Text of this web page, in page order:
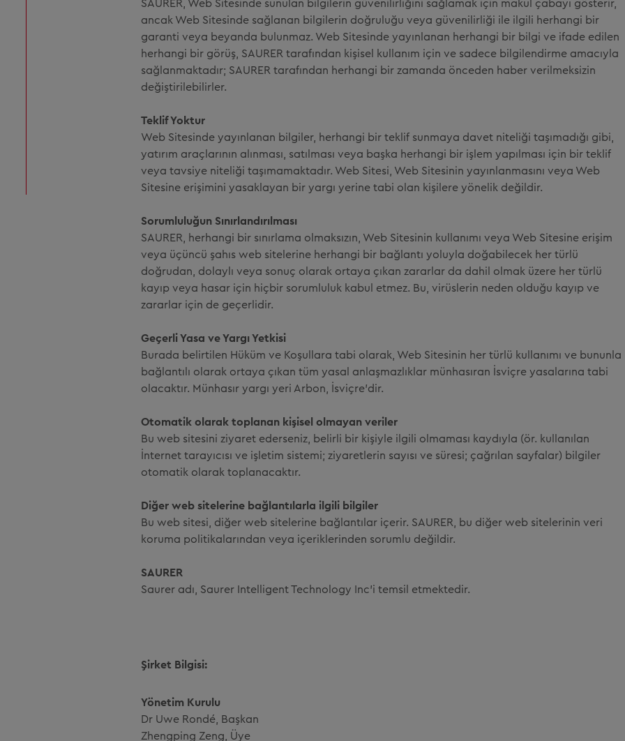
SAURER, Web Sitesinde sunulan bilgilerin güvenilirliğini sağlamak için makul çabayı gösterir,
ancak Web Sitesinde sağlanan bilgilerin doğruluğu veya güvenilirliği ile ilgili herhangi bir
garanti veya beyanda bulunmaz. Web Sitesinde yayınlanan herhangi bir bilgi ve ifade edilen
herhangi bir görüş, SAURER tarafından kişisel kullanım için ve sadece bilgilendirme amacıyla
sağlanmaktadır; SAURER tarafından herhangi bir zamanda önceden haber verilmeksizin
değiştirilebilirler.
Teklif Yoktur
Web Sitesinde yayınlanan bilgiler, herhangi bir teklif sunmaya davet niteliği taşımadığı gibi,
yatırım araçlarının alınması, satılması veya başka herhangi bir işlem yapılması için bir teklif
veya tavsiye niteliği taşımamaktadır. Web Sitesi, Web Sitesinin yayınlanmasını veya Web
Sitesine erişimini yasaklayan bir yargı yerine tabi olan kişilere yönelik değildir.
Sorumluluğun Sınırlandırılması
SAURER, herhangi bir sınırlama olmaksızın, Web Sitesinin kullanımı veya Web Sitesine erişim
veya üçüncü şahıs web sitelerine herhangi bir bağlantı yoluyla doğabilecek her türlü
doğrudan, dolaylı veya sonuç olarak ortaya çıkan zararlar da dahil olmak üzere her türlü
kayıp veya hasar için hiçbir sorumluluk kabul etmez. Bu, virüslerin neden olduğu kayıp ve
zararlar için de geçerlidir.
Geçerli Yasa ve Yargı Yetkisi
Burada belirtilen Hüküm ve Koşullara tabi olarak, Web Sitesinin her türlü kullanımı ve bununla
bağlantılı olarak ortaya çıkan tüm yasal anlaşmazlıklar münhasıran İsviçre yasalarına tabi
olacaktır. Münhasır yargı yeri Arbon, İsviçre'dir.
Otomatik olarak toplanan kişisel olmayan veriler
Bu web sitesini ziyaret ederseniz, belirli bir kişiyle ilgili olmaması kaydıyla (ör. kullanılan
İnternet tarayıcısı ve işletim sistemi; ziyaretlerin sayısı ve süresi; çağrılan sayfalar) bilgiler
otomatik olarak toplanacaktır.
Diğer web sitelerine bağlantılarla ilgili bilgiler
Bu web sitesi, diğer web sitelerine bağlantılar içerir. SAURER, bu diğer web sitelerinin veri
koruma politikalarından veya içeriklerinden sorumlu değildir.
SAURER
Saurer adı, Saurer Intelligent Technology Inc'i temsil etmektedir.
Şirket Bilgisi:
Yönetim Kurulu
Dr Uwe Rondé, Başkan
Zhengping Zeng, Üye